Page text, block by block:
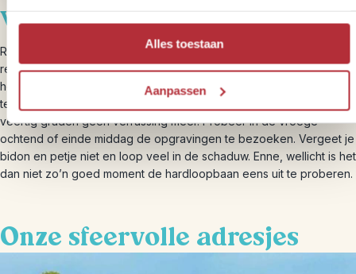
Alles toestaan
Aanpassen
Warme dagen
Reis je in juli of augustus naar Olympia? Houd dan een beetje
rekening met je dagprogramma. Het schiereiland Peloponnesos
heeft een warm mediterraan klimaat dus warme droge zomers. De
temperatuur kan al snel naar de dertig graden gaan, maar ook is
veertig graden geen verrassing meer. Probeer in de vroege
ochtend of einde middag de opgravingen te bezoeken. Vergeet je
bidon en petje niet en loop veel in de schaduw. Enne, wellicht is het
dan niet zo’n goed moment de hardloopbaan eens uit te proberen.
Onze sfeervolle adresjes